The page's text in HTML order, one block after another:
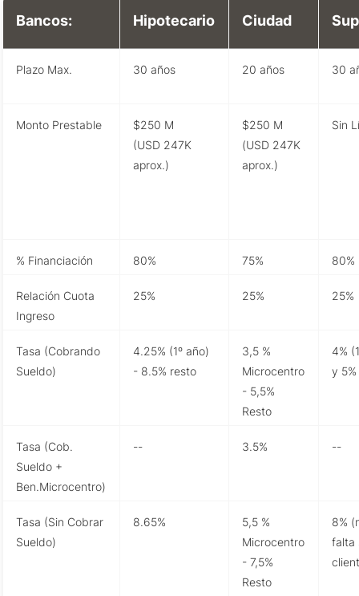
Bancos: Hipotecario Ciudad
Plazo Max. 30 años 20 años 30
Monto Prestable
$250 M
(USD 247K
aprox.)
$250 M
(USD 247K
aprox.)
Sin
% Financiación 80% 75% 80%
Relación Cuota
Ingreso
25% 25% 25%
Tasa (Cobrando
Sueldo)
4.25% (1º año)
- 8.5% resto
3,5 %
Microcentro
- 5,5%
Resto
4%
y
Tasa (Cob.
Sueldo +
Ben.Microcentro)
-- 3.5% --
Tasa (Sin Cobrar
Sueldo)
8.65%
5,5 %
Microcentro
- 7,5%
Resto
8%
falta